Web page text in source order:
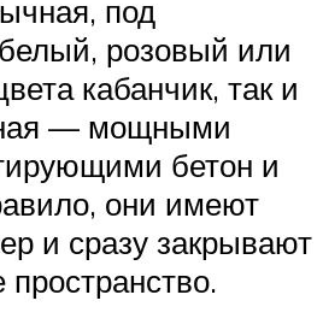
под
розовый или
кабанчик, так и
— мощными
бетон и
они имеют
и сразу закрывают